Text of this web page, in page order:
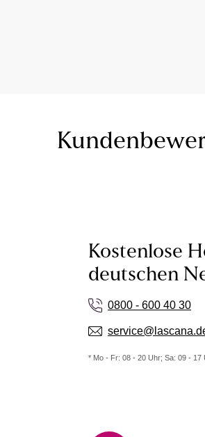
Kostenlose
deutschen
0800 - 600 40 30
* Mo - Fr: 08 - 20 Uhr; Sa: 09 - 17